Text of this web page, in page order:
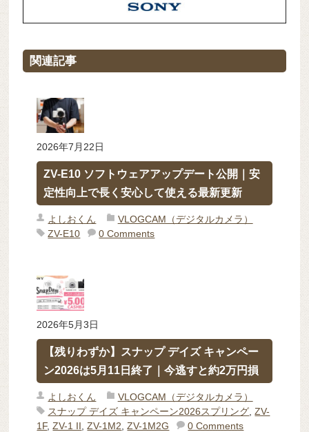
関連記事
2026年7月22日
ZV-E10 ソフトウェアアップデート公開｜安
定性向上で長く安心して使える最新更新
よしおくん
VLOGCAM（デジタルカメラ）
ZV-E10
0 Comments
2026年5月3日
【残りわずか】スナップ デイズ キャンペー
ン2026は5月11日終了｜今逃すと約2万円損
よしおくん
VLOGCAM（デジタルカメラ）
スナップ デイズ キャンペーン2026スプリング ,ZV-
1F,ZV-1 II ,ZV-1M2 ,ZV-1M2G 0 Comments